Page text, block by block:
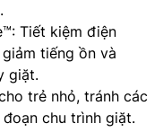
Tiết kiệm điện
tiếng ồn và
giặt.
trẻ nhỏ, tránh các
chu trình giặt.